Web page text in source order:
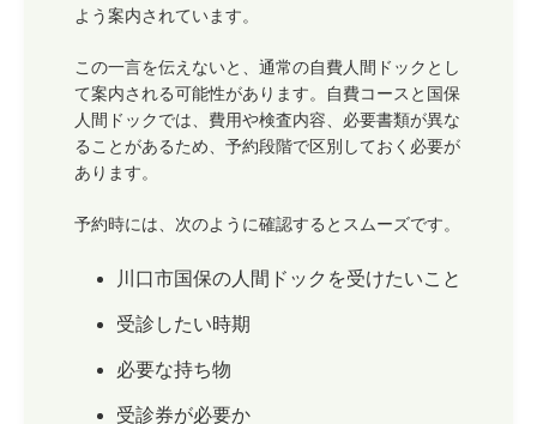
よう案内されています。
この一言を伝えないと、通常の自費人間ドックとし
て案内される可能性があります。自費コースと国保
人間ドックでは、費用や検査内容、必要書類が異な
ることがあるため、予約段階で区別しておく必要が
あります。
予約時には、次のように確認するとスムーズです。
川口市国保の人間ドックを受けたいこと
受診したい時期
必要な持ち物
受診券が必要か